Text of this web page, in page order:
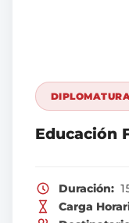
Educación
Duración:
Carga